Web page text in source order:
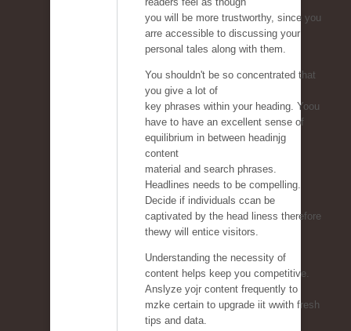
you will be more trustworthy, since you
arre accessible to discussing your
personal tales along with them.
You shouldn't be so concentrated that
you give a lot of
key phrases within your heading. Yoou
have to have an excellent sense of
equilibrium in between headinjg
content
material and search phrases.
Headlines needs to be compelling.
Decide if individuals ccan be
captivated by the head liness therefore
thewy will entice visitors.
Understanding the necessity of
content helps keep you competitive.
Anslyze yojr content frequently to
mzke certain to upgrade iit wwith fresh
tips and data.